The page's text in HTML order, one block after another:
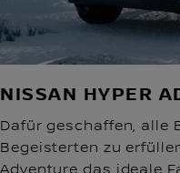
NISSAN HYPER
Dafür geschaffen, alle
Begeisterten zu